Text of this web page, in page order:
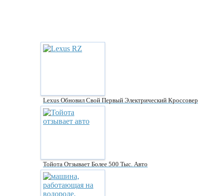
Lexus Обновил Свой Первый Электрический Кроссовер
Тойота Отзывает Более 500 Тыс. Авто